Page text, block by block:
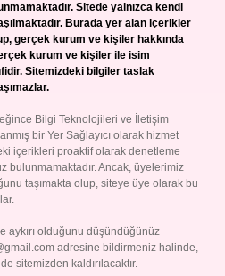
Sitede yalnızca kendi
Burada yer alan içerikler
gerçek kurum ve kişiler hakkında
kurum ve kişiler ile isim
Sitemizdeki bilgiler taslak
Bilgi Teknolojileri ve İletişim
bir Yer Sağlayıcı olarak hizmet
içerikleri proaktif olarak denetleme
bulunmamaktadır. Ancak, üyelerimiz
taşımakta olup, siteye üye olarak bu
aykırı olduğunu düşündüğünüz
adresine bildirmeniz halinde,
sitemizden kaldırılacaktır.